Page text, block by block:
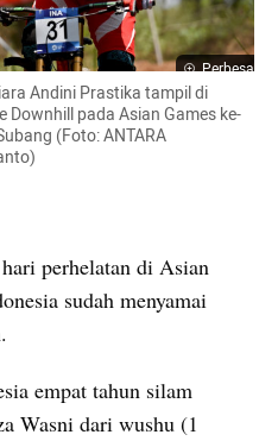
Perbesar
Andini Prastika tampil di
Downhill pada Asian Games ke-
(Foto: ANTARA
perhelatan di Asian
sudah menyamai
empat tahun silam
Wasni dari wushu (1